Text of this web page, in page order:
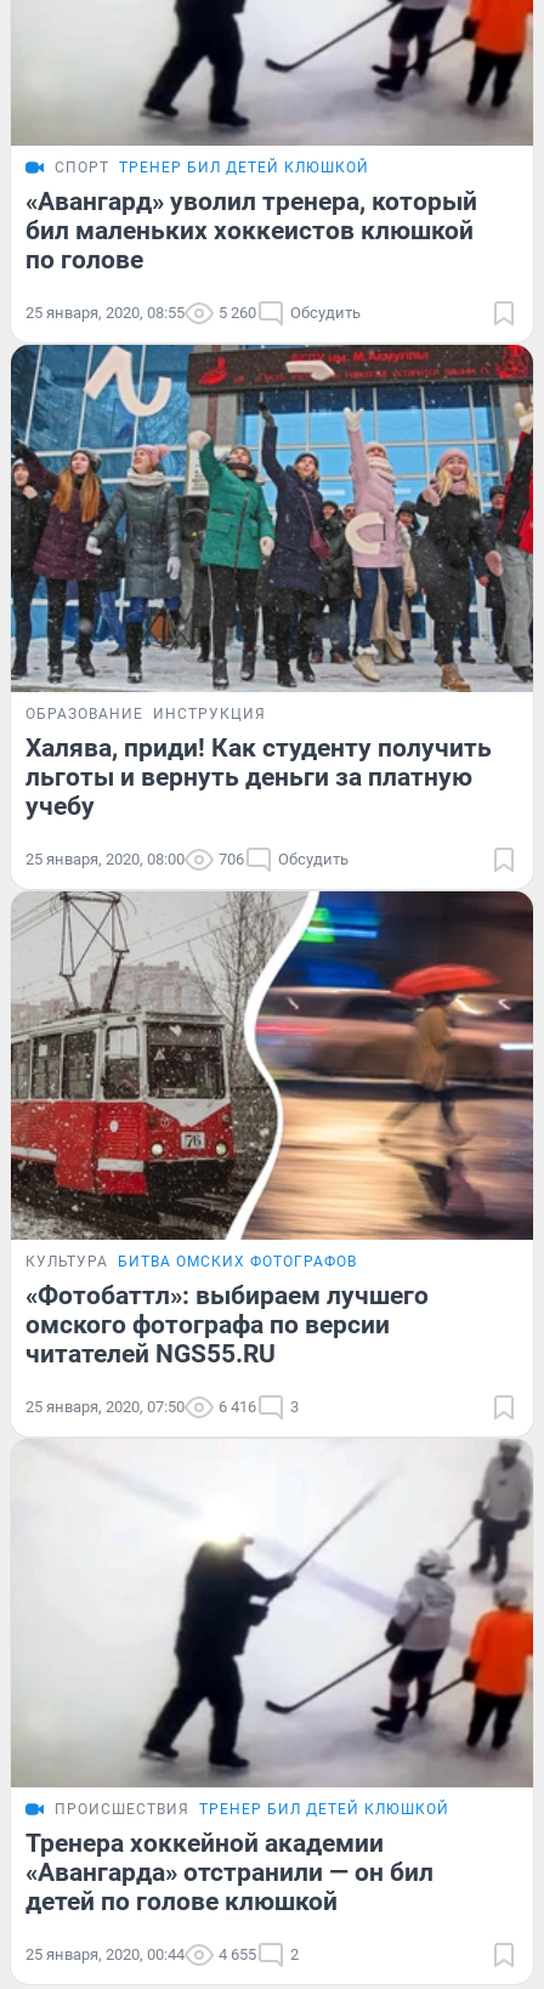
СПОРТ ТРЕНЕР БИЛ ДЕТЕЙ КЛЮШКОЙ
«Авангард» уволил тренера, который
бил маленьких хоккеистов клюшкой
по голове
25 января, 2020, 08:55 5 260 Обсудить
ОБРАЗОВАНИЕ ИНСТРУКЦИЯ
Халява, приди! Как студенту получить
льготы и вернуть деньги за платную
учебу
25 января, 2020, 08:00 706 Обсудить
КУЛЬТУРА БИТВА ОМСКИХ ФОТОГРАФОВ
«Фотобаттл»: выбираем лучшего
омского фотографа по версии
читателей NGS55.RU
25 января, 2020, 07:50 6 416 3
ПРОИСШЕСТВИЯ ТРЕНЕР БИЛ ДЕТЕЙ КЛЮШКОЙ
Тренера хоккейной академии
«Авангарда» отстранили — он бил
детей по голове клюшкой
25 января, 2020, 00:44 4 655 2